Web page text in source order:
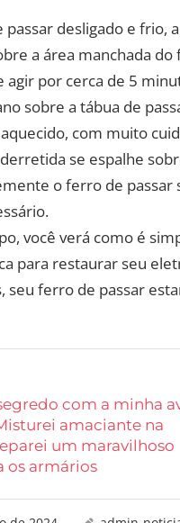
desligado e frio,
a área manchada do
agir por cerca de 5
sobre a tábua de
com muito
se espalhe
o ferro de passar
você verá como é
para restaurar seu
seu ferro de passar
com a minha
amaciante na
um maravilhoso
os armários